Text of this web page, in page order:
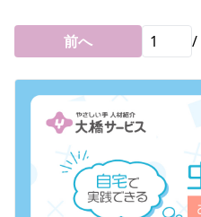
前へ /